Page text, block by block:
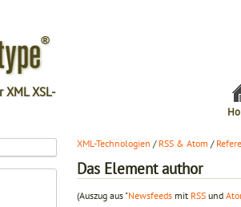
XML XSL-
XML-Technologien / RSS & Atom /
Das Element author
(Auszug aus "Newsfeeds mit RSS und